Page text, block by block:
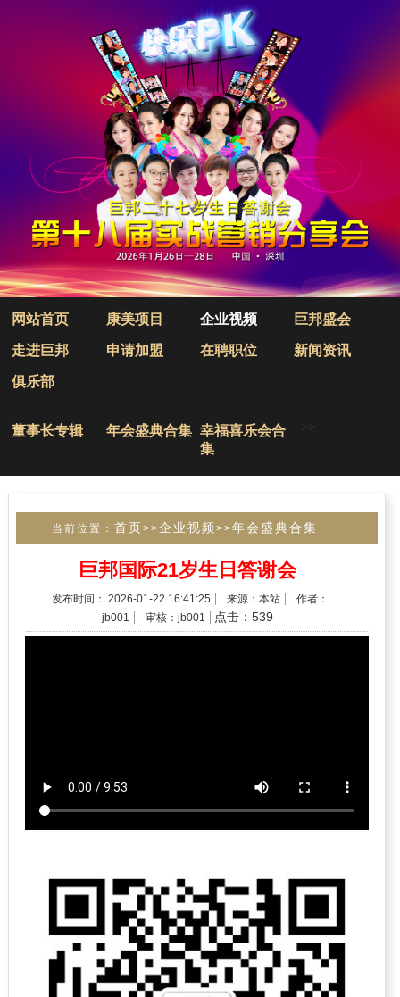
网站首页 康美项目 企业视频 巨邦盛会
走进巨邦 申请加盟 在聘职位 新闻资讯
俱乐部
董事长专辑 年会盛典合集 幸福喜乐会合
集
当前位置：首页>>企业视频>>年会盛典合集
巨邦国际21岁生日答谢会
发布时间： 2026-01-22 16:41:25 来源：本站
作者：
jb001
审核：jb001 点击：539